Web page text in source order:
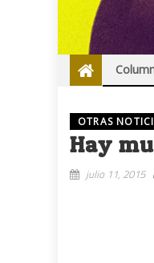
OTRAS
Hay
julio 11, 2015